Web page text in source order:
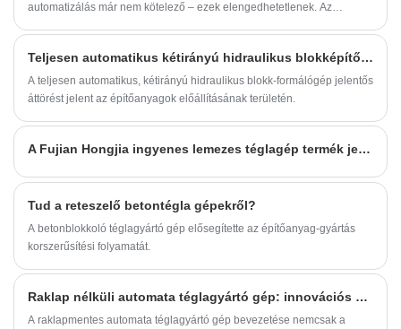
automatizálás már nem kötelező – ezek elengedhetetlenek. Az
munkaerőköltségek csökkentése és a termelés minőségének
stabilizálása. Ez a cikk ismerteti annak funkcióit, jellemzőit, előnyeit és
a legfontosabb műszaki jellemzőket. Ezenkívül egyértelmű
vásárlóknak a termék gyakorlati szempontból történő megértésében.
Teljesen automatikus kétirányú hidraulikus blokképítő gép innováció debütál
A teljesen automatikus, kétirányú hidraulikus blokk-formálógép jelentős
áttörést jelent az építőanyagok előállításának területén.
A Fujian Hongjia ingyenes lemezes téglagép termék jellemzői és funkciói
Tud a reteszelő betontégla gépekről?
A betonblokkoló téglagyártó gép elősegítette az építőanyag-gyártás
korszerűsítési folyamatát.
Raklap nélküli automata téglagyártó gép: innovációs áttörés az építőiparban
A raklapmentes automata téglagyártó gép bevezetése nemcsak a